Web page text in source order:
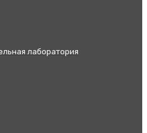
лаборатория